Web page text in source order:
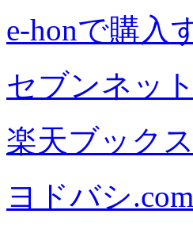
e-honで購入
セブンネッ
楽天ブック
ヨドバシ